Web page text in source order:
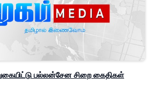
பல்லன்சேன சிறை கைதிகள்